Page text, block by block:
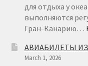
для отдыха у
выполняются
Гран-Канарию…
АВИАБИЛЕТЫ
March 1, 2026